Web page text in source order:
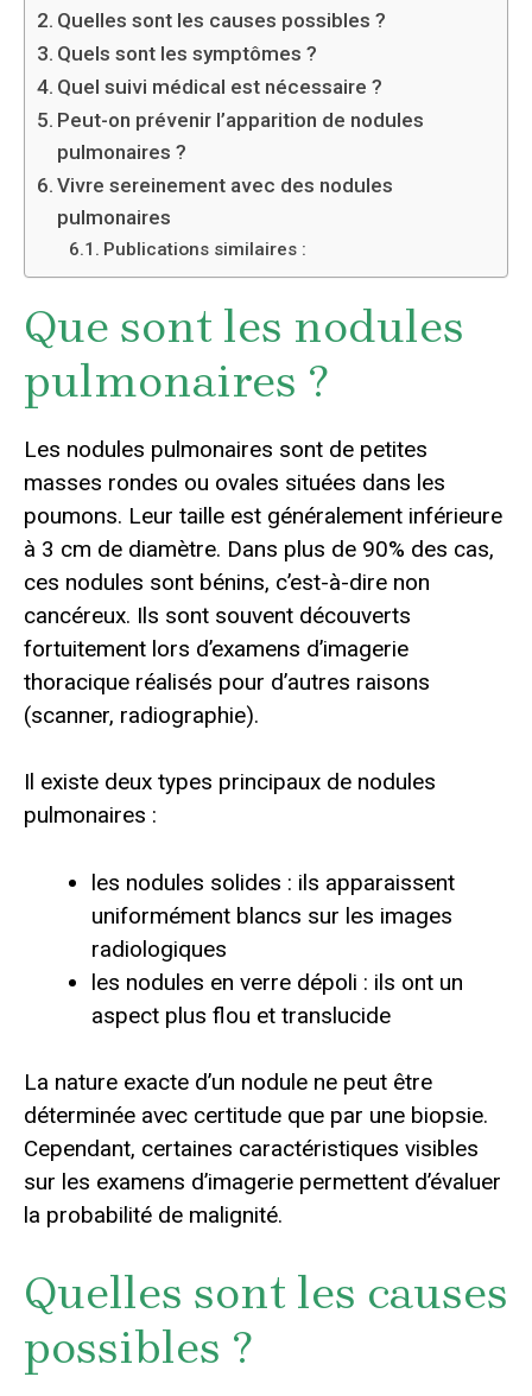
Quelles sont les causes possibles ?
Quels sont les symptômes ?
Quel suivi médical est nécessaire ?
Peut-on prévenir l’apparition de nodules
pulmonaires ?
Vivre sereinement avec des nodules
pulmonaires
Publications similaires :
Que sont les nodules
pulmonaires ?
Les nodules pulmonaires sont de petites
masses rondes ou ovales situées dans les
poumons. Leur taille est généralement inférieure
à 3 cm de diamètre. Dans plus de 90% des cas,
ces nodules sont bénins, c’est-à-dire non
cancéreux. Ils sont souvent découverts
fortuitement lors d’examens d’imagerie
thoracique réalisés pour d’autres raisons
(scanner, radiographie).
Il existe deux types principaux de nodules
pulmonaires :
les nodules solides : ils apparaissent
uniformément blancs sur les images
radiologiques
les nodules en verre dépoli : ils ont un
aspect plus flou et translucide
La nature exacte d’un nodule ne peut être
déterminée avec certitude que par une biopsie.
Cependant, certaines caractéristiques visibles
sur les examens d’imagerie permettent d’évaluer
la probabilité de malignité.
Quelles sont les causes
possibles ?